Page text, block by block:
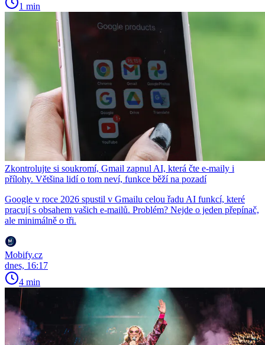
1 min
Zkontrolujte si soukromí, Gmail zapnul AI, která čte e-maily i
přílohy. Většina lidí o tom neví, funkce běží na pozadí
Google v roce 2026 spustil v Gmailu celou řadu AI funkcí, které
pracují s obsahem vašich e-mailů. Problém? Nejde o jeden přepínač,
ale minimálně o tři.
Mobify.cz
dnes, 16:17
4 min